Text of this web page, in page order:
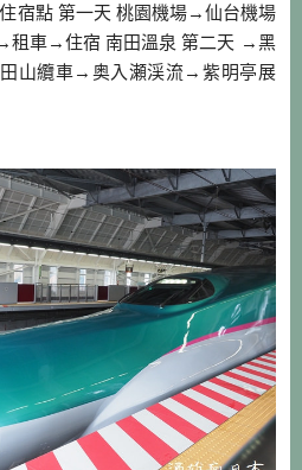
宿點 第一天 桃園機場→仙台機場
租車→住宿 南田溫泉 第二天 →黑
山纜車→奥入瀬渓流→紫明亭展
田湖溫泉 第三天 →不動の滝→安